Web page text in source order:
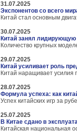
31.07.2025
Экспонентов со всего
Китай стал основным
30.07.2025
Китай занял
Количество крупных
29.07.2025
Китай усиливает роль
Китай наращивает усилия
28.07.2025
Формула успеха: как
Успех китайских игр за
25.07.2025
В Китае сдано в
Китайская национальная